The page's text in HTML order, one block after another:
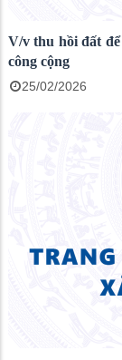
V/v thu hồi đất
công cộng
25/02/2026